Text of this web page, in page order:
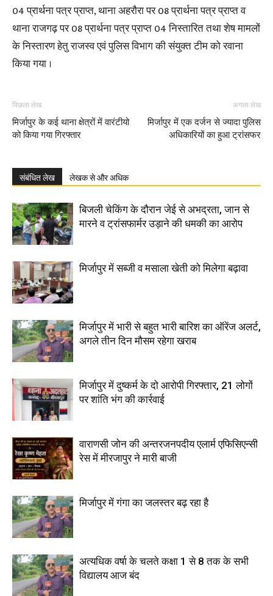
04 प्रार्थना पत्र प्राप्त, थाना अहरौरा पर 08 प्रार्थना पत्र प्राप्त व
थाना राजगढ़ पर 08 प्रार्थना पत्र प्राप्त 04 निस्तारित तथा शेष मामलों
के निस्तारण हेतु राजस्व एवं पुलिस विभाग की संयुक्त टीम को रवाना
किया गया ।
पिछला लेख
मिर्जापुर के कई थाना क्षेत्रों में वारंटीयो
को किया गया गिरफ्तार
अगला लेख
मिर्जापुर में एक दर्जन से ज्यादा पुलिस
अधिकारियों का हुआ ट्रांसफर
संबंधित लेख लेखक से और अधिक
बिजली चेकिंग के दौरान जेई से अभद्रता, जान से
मारने व ट्रांसफार्मर उड़ाने की धमकी का आरोप
मिर्जापुर में सब्जी व मसाला खेती को मिलेगा बढ़ावा
मिर्जापुर में भारी से बहुत भारी बारिश का ऑरेंज अलर्ट,
अगले तीन दिन मौसम रहेगा खराब
मिर्जापुर में दुष्कर्म के दो आरोपी गिरफ्तार, 21 लोगों
पर शांति भंग की कार्रवाई
वाराणसी जोन की अन्तरजनपदीय एलार्म एफिसिएन्सी
रेस में मीरजापुर ने मारी बाजी
मिर्जापुर में गंगा का जलस्तर बढ़ रहा है
अत्यधिक वर्षा के चलते कक्षा 1 से 8 तक के सभी
विद्यालय आज बंद